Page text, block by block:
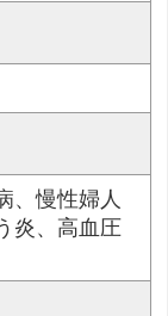
、慢性婦人
炎、高血圧